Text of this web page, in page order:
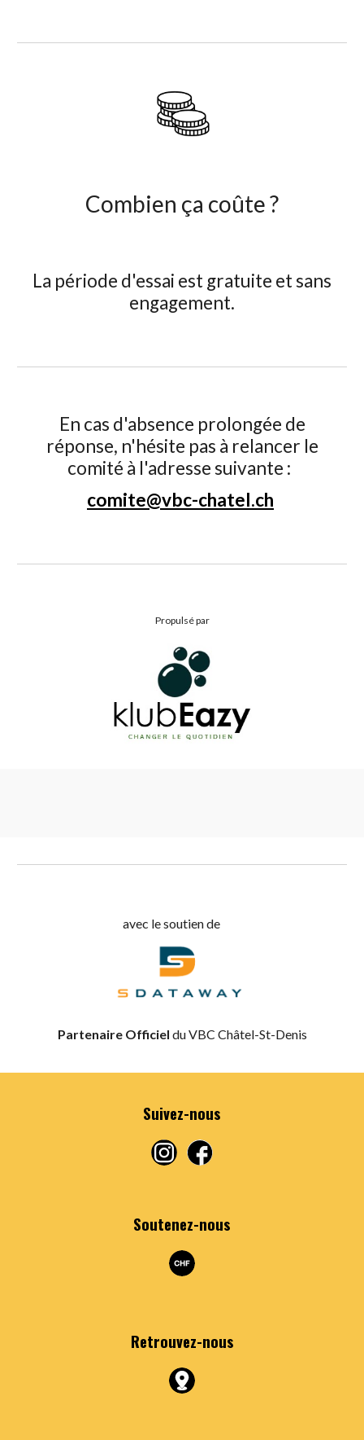
Combien ça coûte ?
La période d'essai est gratuite et sans
engagement.
En cas d'absence prolongée de
réponse, n'hésite pas à relancer le
comité à l'adresse suivante :
comite@vbc-chatel.ch
Propulsé par
avec le soutien de
Partenaire Officiel du VBC Châtel-St-Denis
Suivez-nous
Soutenez-nous
Retrouvez-nous